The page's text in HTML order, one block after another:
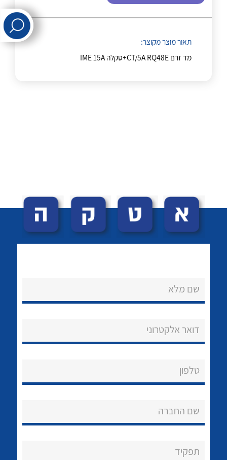
לכל מוצרי היצרן לכל מוצרי היצרן
לכל מוצרי היצרן
תאור מוצר מקוצר:
מד זרם CT/5A RQ48E+סקלה IME 15A
שם מלא
דואר אלקטרוני
טלפון
שם החברה
תפקיד